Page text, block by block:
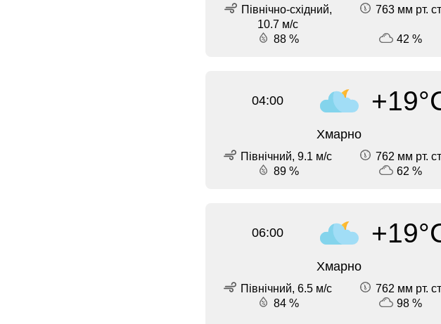
Північно-східний,
10.7 м/с
763 мм рт.
88 % 42 %
04:00
Хмарно
Північний, 9.1 м/с
762 мм рт.
89 %
62 %
06:00
Хмарно
Північний, 6.5 м/с
762 мм рт.
84 %
98 %